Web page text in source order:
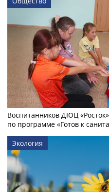
Воспитанников ДЮЦ
по программе «Готов к
Экология